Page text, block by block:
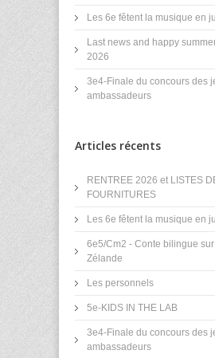
Les 6e fêtent la musique en
Last news and happy
2026
3e4-Finale du concours des
ambassadeurs
Articles récents
RENTREE 2026 et LISTES
FOURNITURES
Les 6e fêtent la musique en
6e5/Cm2 - Conte bilingue
Zélande
Les personnels
5e-KIDS IN THE LAB
3e4-Finale du concours des
ambassadeurs